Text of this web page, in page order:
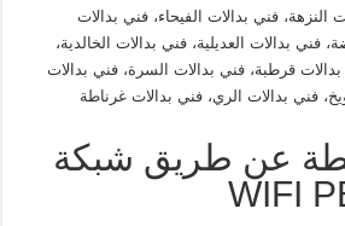
النزهة، فني بدالات الفيحاء، فني بدالات
فني بدالات العديلية، فني بدالات الخالدية،
قرطبة، فني بدالات السرة، فني بدالات
فني بدالات الري، فني بدالات غرناطة
عن طريق شبكة